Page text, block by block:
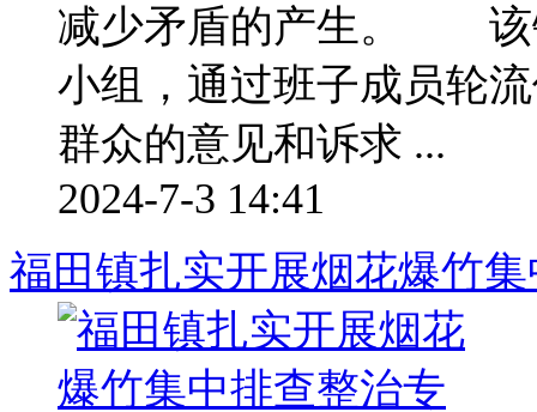
减少矛盾的产生。 该
小组，通过班子成员轮
群众的意见和诉求 ...
2024-7-3 14:41
福田镇扎实开展烟花爆竹